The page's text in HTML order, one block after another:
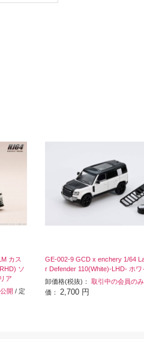
カス
ソ
ア
開 / 定
GE-002-9 GCD x enchery 1/64
r Defender 110(White)-LHD- ホワ
卸価格(税抜)： 取引中の会員の
価： 2,700 円